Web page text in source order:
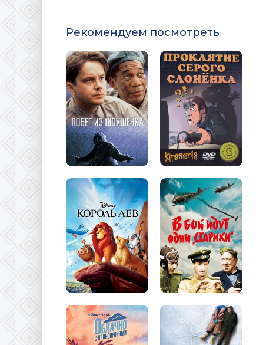
Рекомендуем посмотреть